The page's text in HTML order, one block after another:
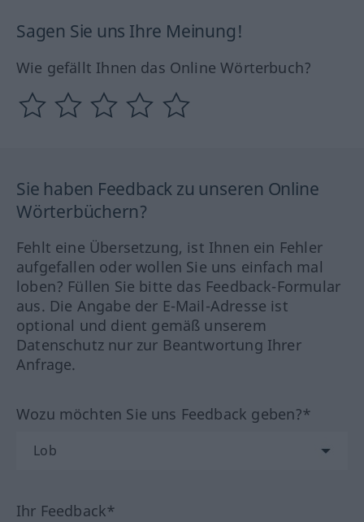
Sagen Sie uns Ihre Meinung!
Wie gefällt Ihnen das Online Wörterbuch?
Sie haben Feedback zu unseren Online
Wörterbüchern?
Fehlt eine Übersetzung, ist Ihnen ein Fehler
aufgefallen oder wollen Sie uns einfach mal
loben? Füllen Sie bitte das Feedback-Formular
aus. Die Angabe der E-Mail-Adresse ist
optional und dient gemäß unserem
Datenschutz nur zur Beantwortung Ihrer
Anfrage.
Wozu möchten Sie uns Feedback geben?*
Ihr Feedback*